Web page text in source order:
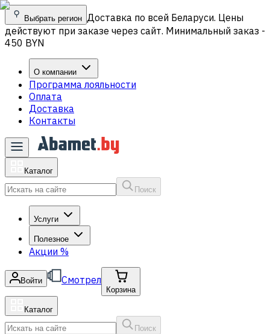
Выбрать регион Доставка по всей Беларуси. Цены
действуют при заказе через сайт. Минимальный заказ -
450 BYN
О компании
Программа лояльности
Оплата
Доставка
Контакты
Каталог
Поиск
Услуги
Полезное
Акции %
Войти Смотрел
Корзина
Каталог
Поиск